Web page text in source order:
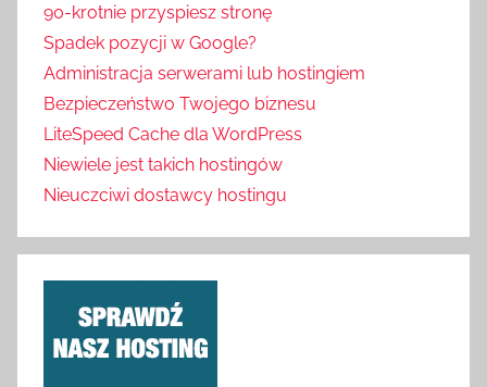
90-krotnie przyspiesz stronę
Spadek pozycji w Google?
Administracja serwerami lub hostingiem
Bezpieczeństwo Twojego biznesu
LiteSpeed Cache dla WordPress
Niewiele jest takich hostingów
Nieuczciwi dostawcy hostingu